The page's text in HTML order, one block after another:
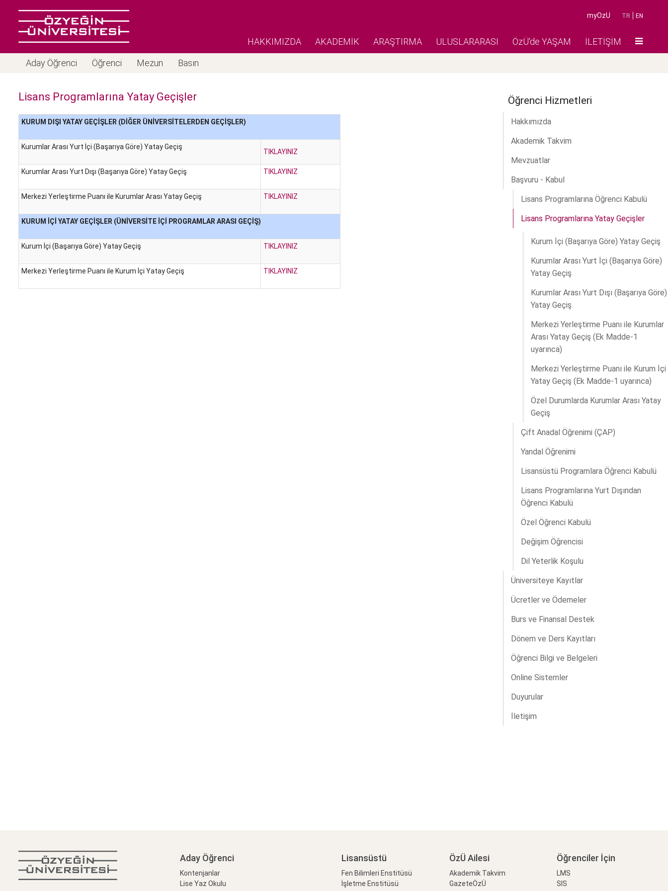
TR EN
myOzU
HAKKIMIZDA AKADEMİK ARAŞTIRMA ULUSLARARASI ÖzÜ'de YAŞAM İLETİŞİM
Aday Öğrenci Öğrenci Mezun Basın
Lisans Programlarına Yatay Geçişler
KURUM DIŞI YATAY GEÇİŞLER (DİĞER ÜNİVERSİTELERDEN GEÇİŞLER)
Kurumlar Arası Yurt İçi (Başarıya Göre) Yatay Geçiş
TIKLAYINIZ
Kurumlar Arası Yurt Dışı (Başarıya Göre) Yatay Geçiş TIKLAYINIZ
Merkezi Yerleştirme Puanı ile Kurumlar Arası Yatay Geçiş TIKLAYINIZ
KURUM İÇİ YATAY GEÇİŞLER (ÜNİVERSİTE İÇİ PROGRAMLAR ARASI GEÇİŞ)
Kurum İçi (Başarıya Göre) Yatay Geçiş TIKLAYINIZ
Merkezi Yerleştirme Puanı ile Kurum İçi Yatay Geçiş TIKLAYINIZ
Öğrenci Hizmetleri
Hakkımızda
Akademik Takvim
Mevzuatlar
Başvuru - Kabul
Lisans Programlarına Öğrenci Kabulü
Lisans Programlarına Yatay Geçişler
Kurum İçi (Başarıya Göre) Yatay Geçiş
Kurumlar Arası Yurt İçi (Başarıya Göre)
Yatay Geçiş
Kurumlar Arası Yurt Dışı (Başarıya Göre)
Yatay Geçiş
Merkezi Yerleştirme Puanı ile Kurumlar
Arası Yatay Geçiş (Ek Madde-1
uyarınca)
Merkezi Yerleştirme Puanı ile Kurum İçi
Yatay Geçiş (Ek Madde-1 uyarınca)
Özel Durumlarda Kurumlar Arası Yatay
Geçiş
Çift Anadal Öğrenimi (ÇAP)
Yandal Öğrenimi
Lisansüstü Programlara Öğrenci Kabulü
Lisans Programlarına Yurt Dışından
Öğrenci Kabulü
Özel Öğrenci Kabulü
Değişim Öğrencisi
Dil Yeterlik Koşulu
Üniversiteye Kayıtlar
Ücretler ve Ödemeler
Burs ve Finansal Destek
Dönem ve Ders Kayıtları
Öğrenci Bilgi ve Belgeleri
Online Sistemler
Duyurular
İletişim
Aday Öğrenci
Kontenjanlar
Lise Yaz Okulu
Lisansüstü
Fen Bilimleri Enstitüsü
İşletme Enstitüsü
ÖzÜ Ailesi
Akademik Takvim
GazeteÖzÜ
Öğrenciler İçin
LMS
SIS